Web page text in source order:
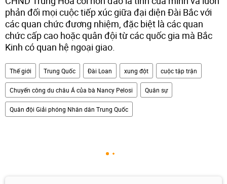
phản đối mọi cuộc tiếp xúc giữa đại diện Đài Bắc với
các quan chức đương nhiệm, đặc biệt là các quan
chức cấp cao hoặc quân đội từ các quốc gia mà Bắc
Kinh có quan hệ ngoại giao.
Thế giới Trung Quốc Đài Loan xung đột cuộc tập trận
Chuyến công du châu Á của bà Nancy Pelosi Quân sự
Quân đội Giải phóng Nhân dân Trung Quốc